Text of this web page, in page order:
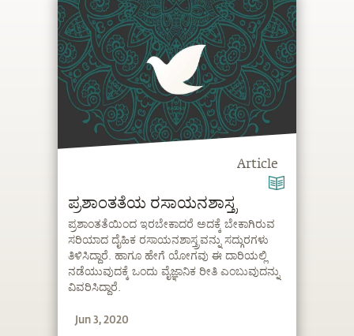
Article
ಪ್ರಶಾಂತತೆಯ ರಸಾಯನಶಾಸ್ತ್ರ
ಪ್ರಶಾಂತತೆಯಿಂದ ಇರಬೇಕಾದರೆ ಅದಕ್ಕೆ ಬೇಕಾಗಿರುವ
ಸರಿಯಾದ ದೈಹಿಕ ರಸಾಯನಶಾಸ್ತ್ರವನ್ನು ಸದ್ಗುರಗಳು
ತಿಳಿಸಿದ್ದಾರೆ. ಹಾಗೂ ಹೇಗೆ ಯೋಗವು ಈ ದಾರಿಯಲ್ಲಿ
ನಡೆಯುವುದಕ್ಕೆ ಒಂದು ವೈಜ್ಞಾನಿಕ ರೀತಿ ಎಂಬುವುದನ್ನು
ವಿವರಿಸಿದ್ದಾರೆ.
Jun 3, 2020